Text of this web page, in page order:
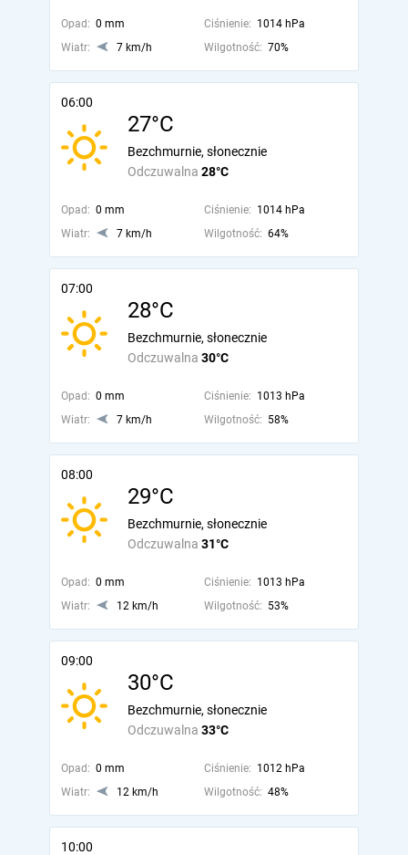
Opad: 0 mm Ciśnienie: 1014 hPa
Wiatr:
7 km/h Wilgotność: 70%
06:00
27°C
Odczuwalna 28°C
Bezchmurnie, słonecznie
Opad: 0 mm Ciśnienie: 1014 hPa
Wiatr:
7 km/h Wilgotność: 64%
07:00
28°C
Odczuwalna 30°C
Bezchmurnie, słonecznie
Opad: 0 mm Ciśnienie: 1013 hPa
Wiatr:
7 km/h Wilgotność: 58%
08:00
29°C
Odczuwalna 31°C
Bezchmurnie, słonecznie
Opad: 0 mm Ciśnienie: 1013 hPa
Wiatr:
12 km/h Wilgotność: 53%
09:00
30°C
Odczuwalna 33°C
Bezchmurnie, słonecznie
Opad: 0 mm Ciśnienie: 1012 hPa
Wiatr:
12 km/h Wilgotność: 48%
10:00